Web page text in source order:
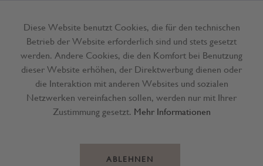
Menü
Diese Website benutzt Cookies, die für den technischen
Betrieb der Website erforderlich sind und stets gesetzt
werden. Andere Cookies, die den Komfort bei Benutzung
dieser Website erhöhen, der Direktwerbung dienen oder
die Interaktion mit anderen Websites und sozialen
Netzwerken vereinfachen sollen, werden nur mit Ihrer
Zustimmung gesetzt. Mehr Informationen
ABLEHNEN